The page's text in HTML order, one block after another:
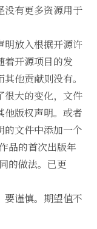
没有更多资源用于
明放入根据开源许
着开源项目的发
他贡献则没有。
很大的变化，文件
他版权声明。或者
的文件中添加一个
品的首次出版年
的做法。已更
要谨慎。期望值不